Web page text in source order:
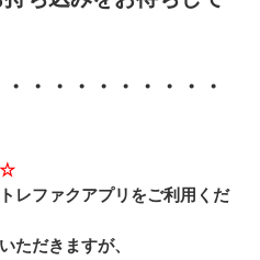
・・・・・・・・・
☆
レファクアプリをご利用くだ
ただきますが、